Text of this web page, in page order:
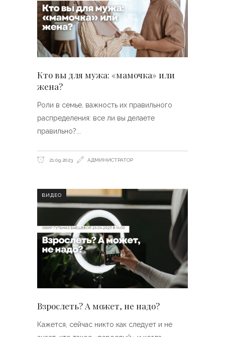
Кто вы для мужа: «мамочка» или
жена?
Роли в семье, важность их правильного
распределения: все ли вы делаете
правильно?
21.09.2023 АДМИНИСТРАТОР
ВИДЕО
Взрослеть? А может, не надо?
Кажется, сейчас никто как следует и не